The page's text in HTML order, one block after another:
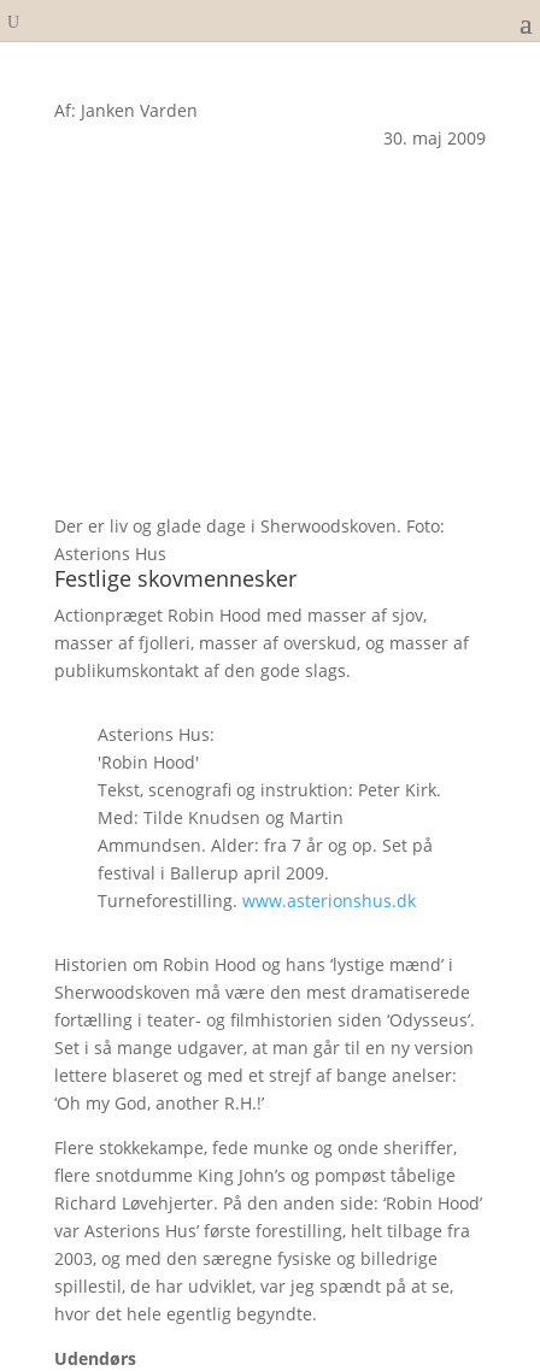
Af: Janken Varden
30. maj 2009
Der er liv og glade dage i Sherwoodskoven. Foto:
Asterions Hus
Festlige skovmennesker
Actionpræget Robin Hood med masser af sjov,
masser af fjolleri, masser af overskud, og masser af
publikumskontakt af den gode slags.
Asterions Hus:
'Robin Hood'
Tekst, scenografi og instruktion: Peter Kirk.
Med: Tilde Knudsen og Martin
Ammundsen. Alder: fra 7 år og op. Set på
festival i Ballerup april 2009.
Turneforestilling. www.asterionshus.dk
Historien om Robin Hood og hans ‘lystige mænd’ i
Sherwoodskoven må være den mest dramatiserede
fortælling i teater- og filmhistorien siden ‘Odysseus’.
Set i så mange udgaver, at man går til en ny version
lettere blaseret og med et strejf af bange anelser:
‘Oh my God, another R.H.!’
Flere stokkekampe, fede munke og onde sheriffer,
flere snotdumme King John’s og pompøst tåbelige
Richard Løvehjerter. På den anden side: ‘Robin Hood’
var Asterions Hus’ første forestilling, helt tilbage fra
2003, og med den særegne fysiske og billedrige
spillestil, de har udviklet, var jeg spændt på at se,
hvor det hele egentlig begyndte.
Udendørs